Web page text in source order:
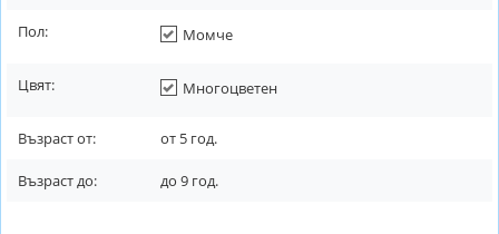
Пол: Момче
Цвят: Многоцветен
Възраст от: от 5 год.
Възраст до: до 9 год.